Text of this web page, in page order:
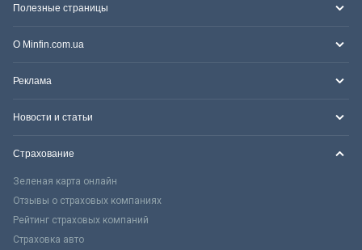
Полезные страницы
О Minfin.com.ua
Реклама
Новости и статьи
Страхование
Зеленая карта онлайн
Отзывы о страховых компаниях
Рейтинг страховых компаний
Страховка авто